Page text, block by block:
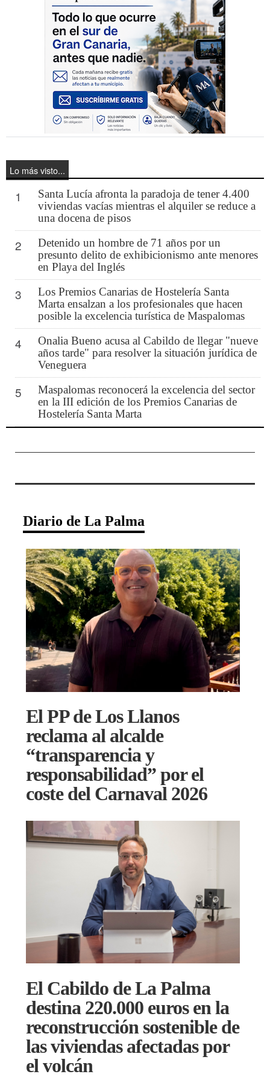
Lo más visto...
1
Santa Lucía afronta la paradoja de tener 4.400
viviendas vacías mientras el alquiler se reduce a
una docena de pisos
2
Detenido un hombre de 71 años por un
presunto delito de exhibicionismo ante menores
en Playa del Inglés
3
Los Premios Canarias de Hostelería Santa
Marta ensalzan a los profesionales que hacen
posible la excelencia turística de Maspalomas
4
Onalia Bueno acusa al Cabildo de llegar "nueve
años tarde" para resolver la situación jurídica de
Veneguera
5
Maspalomas reconocerá la excelencia del sector
en la III edición de los Premios Canarias de
Hostelería Santa Marta
Diario de La Palma
El PP de Los Llanos
reclama al alcalde
“transparencia y
responsabilidad” por el
coste del Carnaval 2026
El Cabildo de La Palma
destina 220.000 euros en la
reconstrucción sostenible de
las viviendas afectadas por
el volcán